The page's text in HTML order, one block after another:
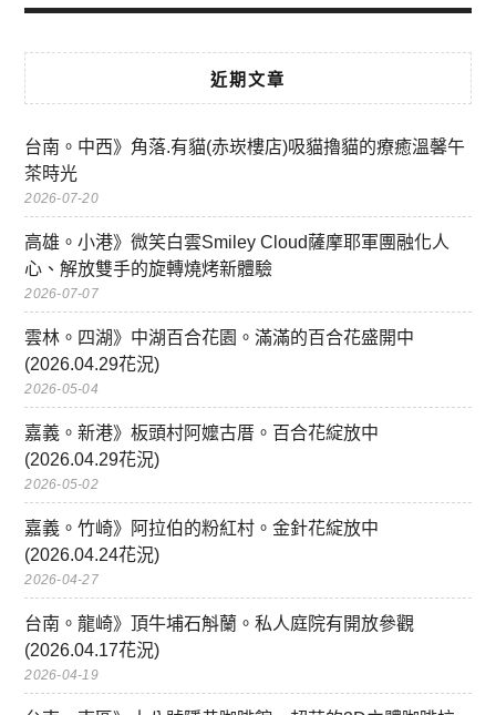
近期文章
台南。中西》角落.有貓(赤崁樓店)吸貓擼貓的療癒溫馨午
茶時光
2026-07-20
高雄。小港》微笑白雲Smiley Cloud薩摩耶軍團融化人
心、解放雙手的旋轉燒烤新體驗
2026-07-07
雲林。四湖》中湖百合花園。滿滿的百合花盛開中
(2026.04.29花況)
2026-05-04
嘉義。新港》板頭村阿嬤古厝。百合花綻放中
(2026.04.29花況)
2026-05-02
嘉義。竹崎》阿拉伯的粉紅村。金針花綻放中
(2026.04.24花況)
2026-04-27
台南。龍崎》頂牛埔石斛蘭。私人庭院有開放參觀
(2026.04.17花況)
2026-04-19